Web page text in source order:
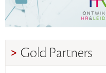
Gold Partners